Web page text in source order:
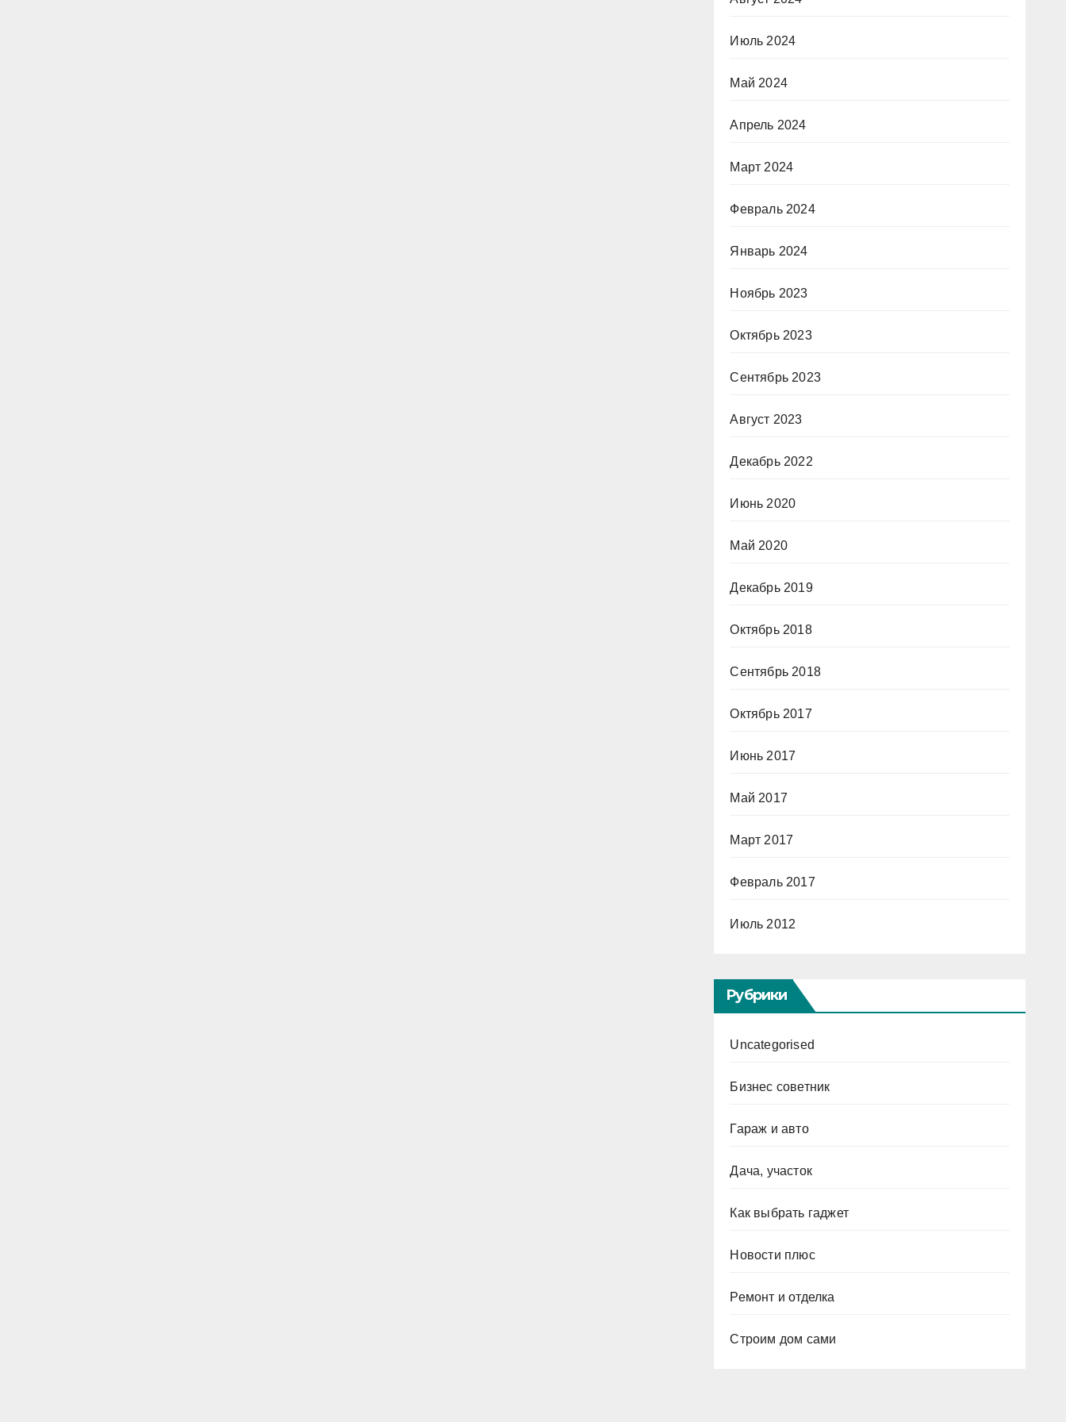
Июль 2024
Май 2024
Апрель 2024
Март 2024
Февраль 2024
Январь 2024
Ноябрь 2023
Октябрь 2023
Сентябрь 2023
Август 2023
Декабрь 2022
Июнь 2020
Май 2020
Декабрь 2019
Октябрь 2018
Сентябрь 2018
Октябрь 2017
Июнь 2017
Май 2017
Март 2017
Февраль 2017
Июль 2012
Рубрики
Uncategorised
Бизнес советник
Гараж и авто
Дача, участок
Как выбрать гаджет
Новости плюс
Ремонт и отделка
Строим дом сами